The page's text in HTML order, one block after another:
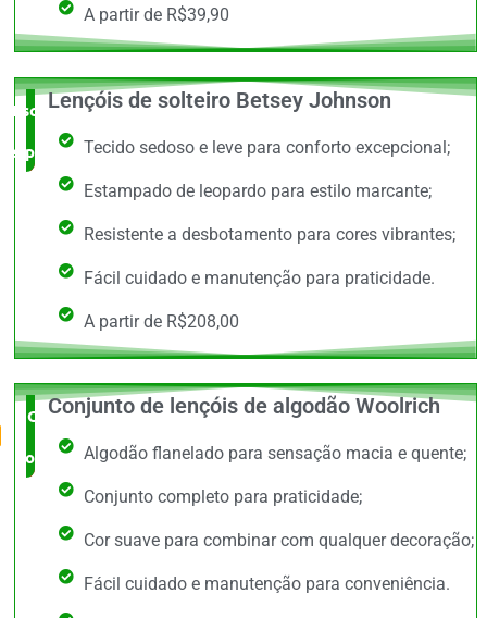
A partir de R$39,90
Escolha do
especialista
Lençóis de solteiro Betsey Johnson
Tecido sedoso e leve para conforto excepcional;
Estampado de leopardo para estilo marcante;
Resistente a desbotamento para cores vibrantes;
Fácil cuidado e manutenção para praticidade.
A partir de R$208,00
O Mais
completo
Conjunto de lençóis de algodão Woolrich
Algodão flanelado para sensação macia e quente;
Conjunto completo para praticidade;
Cor suave para combinar com qualquer decoração;
Fácil cuidado e manutenção para conveniência.